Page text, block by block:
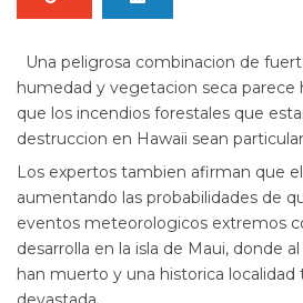
Una peligrosa combinacion de
humedad y vegetacion seca parece
que los incendios forestales que
destruccion en Hawaii sean
Los expertos tambien afirman que
aumentando las probabilidades de
eventos meteorologicos extremos
desarrolla en la isla de Maui, donde
han muerto y una historica localidad